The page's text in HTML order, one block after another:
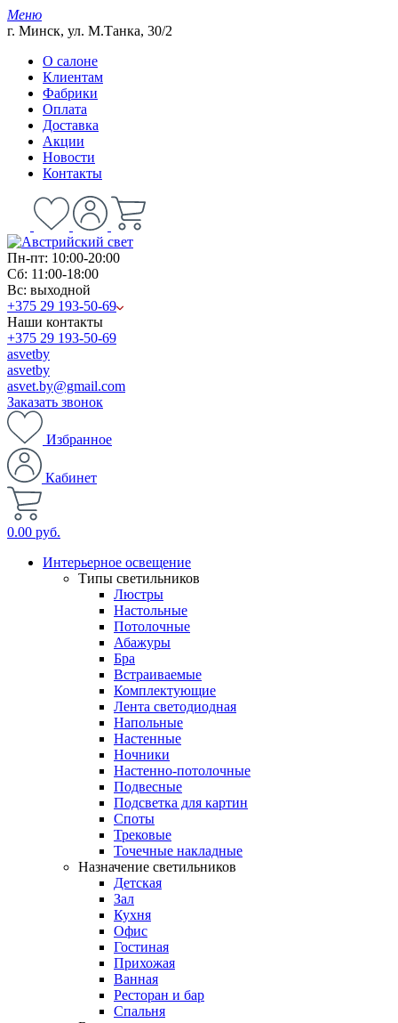
Меню
г. Минск, ул. М.Танка, 30/2
О салоне
Клиентам
Фабрики
Оплата
Доставка
Акции
Новости
Контакты
Пн-пт: 10:00-20:00
Сб: 11:00-18:00
Вс: выходной
+375 29 193-50-69
Наши контакты
+375 29 193-50-69
asvetby
asvetby
asvet.by@gmail.com
Заказать звонок
Избранное
Кабинет
0.00 руб.
Интерьерное освещение
Типы светильников
Люстры
Настольные
Потолочные
Абажуры
Бра
Встраиваемые
Комплектующие
Лента светодиодная
Напольные
Настенные
Ночники
Настенно-потолочные
Подвесные
Подсветка для картин
Споты
Трековые
Точечные накладные
Назначение светильников
Детская
Зал
Кухня
Офис
Гостиная
Прихожая
Ванная
Ресторан и бар
Спальня